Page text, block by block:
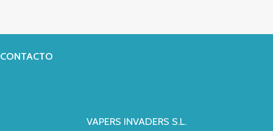
CONTACTO
VAPERS INVADERS S.L.